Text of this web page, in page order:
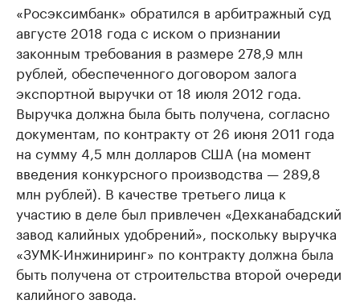
«Росэксимбанк» обратился в арбитражный суд
августе 2018 года с иском о признании
законным требования в размере 278,9 млн
рублей, обеспеченного договором залога
экспортной выручки от 18 июля 2012 года.
Выручка должна была быть получена, согласно
документам, по контракту от 26 июня 2011 года
на сумму 4,5 млн долларов США (на момент
введения конкурсного производства — 289,8
млн рублей). В качестве третьего лица к
участию в деле был привлечен «Дехканабадский
завод калийных удобрений», поскольку выручка
«ЗУМК-Инжиниринг» по контракту должна была
быть получена от строительства второй очереди
калийного завода.